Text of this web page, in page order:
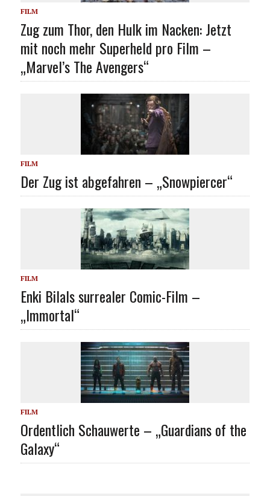
FILM
Zug zum Thor, den Hulk im Nacken: Jetzt
mit noch mehr Superheld pro Film –
„Marvel’s The Avengers“
FILM
Der Zug ist abgefahren – „Snowpiercer“
FILM
Enki Bilals surrealer Comic-Film –
„Immortal“
FILM
Ordentlich Schauwerte – „Guardians of the
Galaxy“